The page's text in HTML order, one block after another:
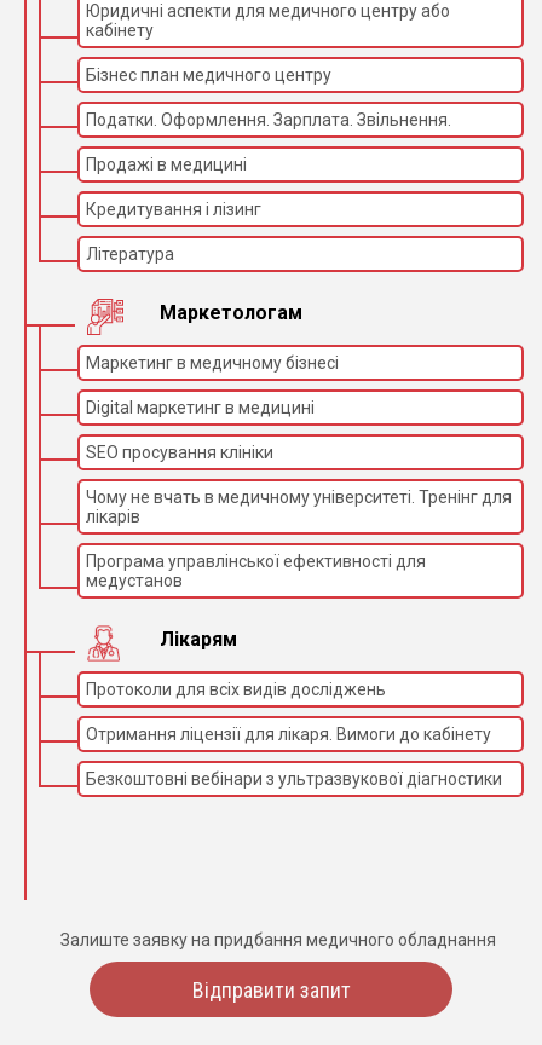
Юридичні аспекти для медичного центру або
кабінету
Бізнес план медичного центру
Податки. Оформлення. Зарплата. Звільнення.
Продажі в медицині
Кредитування і лізинг
Література
Маркетологам
Маркетинг в медичному бізнесі
Digital маркетинг в медицині
SEO просування клініки
Чому не вчать в медичному університеті. Тренінг для
лікарів
Програма управлінської ефективності для
медустанов
Лікарям
Протоколи для всіх видів досліджень
Отримання ліцензії для лікаря. Вимоги до кабінету
Безкоштовні вебінари з ультразвукової діагностики
Залиште заявку на придбання медичного обладнання
Відправити запит